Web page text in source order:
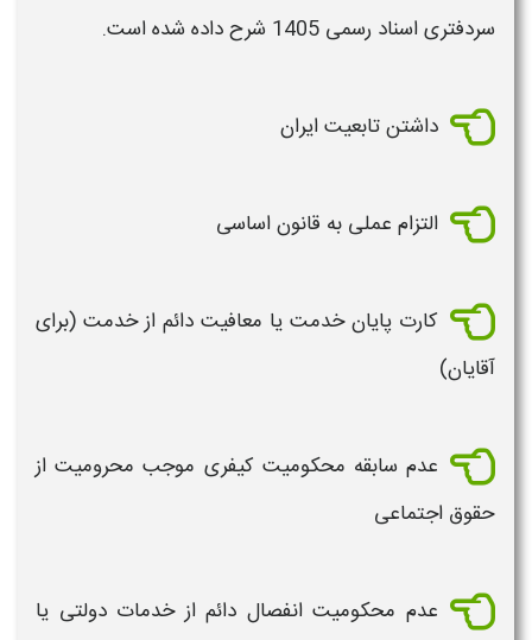
سردفتری اسناد رسمی 1405
شرح داده شده است.
داشتن تابعیت ایران
التزام عملی به قانون اساسی
کارت پایان خدمت یا معافیت دائم از خدمت (برای
آقایان)
عدم سابقه محکومیت کیفری موجب محرومیت از
حقوق اجتماعی
عدم محکومیت انفصال دائم از خدمات دولتی یا